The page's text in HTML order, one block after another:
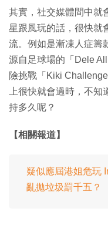
其實，社交媒體間中就
星跟風玩的話，很快就
流。例如是漸凍人症籌
源自足球場的「Dele
險挑戰「Kiki
上很快就會過時，不
持多久呢？
【相關報道】
疑似應屆港姐危玩
亂拋垃圾罰千五？